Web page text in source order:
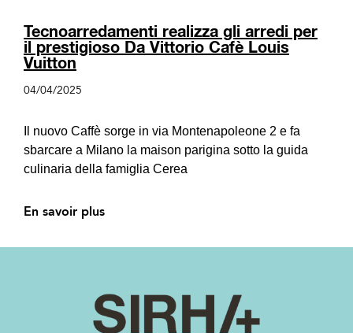
Tecnoarredamenti realizza gli arredi per
il prestigioso Da Vittorio Cafè Louis
Vuitton
04/04/2025
Il nuovo Caffè sorge in via Montenapoleone 2 e fa
sbarcare a Milano la maison parigina sotto la guida
culinaria della famiglia Cerea
En savoir plus